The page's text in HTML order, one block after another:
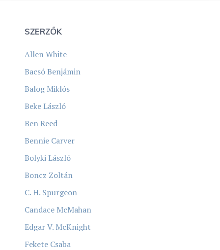
SZERZŐK
Allen White
Bacsó Benjámin
Balog Miklós
Beke László
Ben Reed
Bennie Carver
Bolyki László
Boncz Zoltán
C. H. Spurgeon
Candace McMahan
Edgar V. McKnight
Fekete Csaba